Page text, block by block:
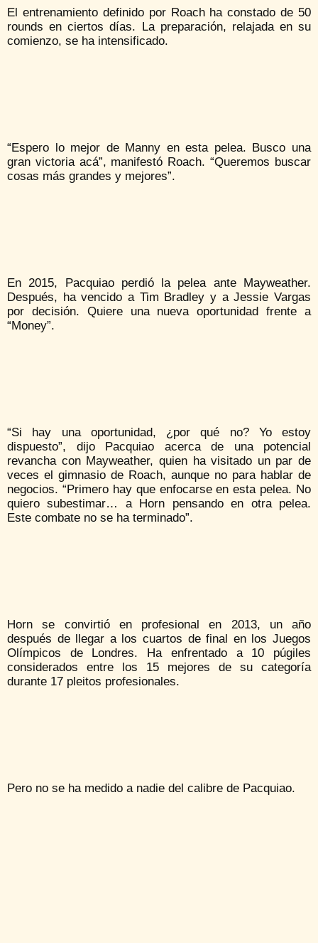
El entrenamiento definido por Roach ha constado de 50
rounds en ciertos días. La preparación, relajada en su
comienzo, se ha intensificado.
“Espero lo mejor de Manny en esta pelea. Busco una
gran victoria acá”, manifestó Roach. “Queremos buscar
cosas más grandes y mejores”.
En 2015, Pacquiao perdió la pelea ante Mayweather.
Después, ha vencido a Tim Bradley y a Jessie Vargas
por decisión. Quiere una nueva oportunidad frente a
“Money”.
“Si hay una oportunidad, ¿por qué no? Yo estoy
dispuesto”, dijo Pacquiao acerca de una potencial
revancha con Mayweather, quien ha visitado un par de
veces el gimnasio de Roach, aunque no para hablar de
negocios. “Primero hay que enfocarse en esta pelea. No
quiero subestimar… a Horn pensando en otra pelea.
Este combate no se ha terminado”.
Horn se convirtió en profesional en 2013, un año
después de llegar a los cuartos de final en los Juegos
Olímpicos de Londres. Ha enfrentado a 10 púgiles
considerados entre los 15 mejores de su categoría
durante 17 pleitos profesionales.
Pero no se ha medido a nadie del calibre de Pacquiao.